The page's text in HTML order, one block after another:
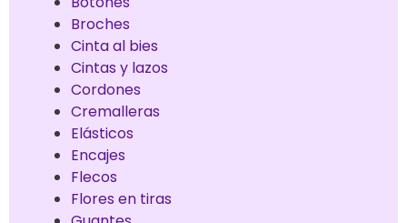
Broches
Cinta al bies
Cintas y lazos
Cordones
Cremalleras
Elásticos
Encajes
Flecos
Flores en tiras